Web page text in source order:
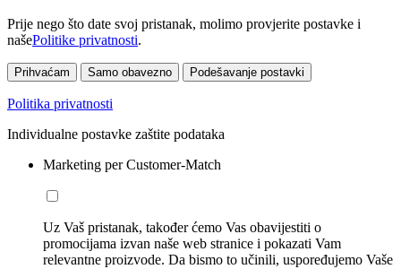
Prije nego što date svoj pristanak, molimo provjerite postavke i
našePolitike privatnosti.
Prihvaćam Samo obavezno Podešavanje postavki
Politika privatnosti
Individualne postavke zaštite podataka
Marketing per Customer-Match
Uz Vaš pristanak, također ćemo Vas obavijestiti o
promocijama izvan naše web stranice i pokazati Vam
relevantne proizvode. Da bismo to učinili, uspoređujemo Vaše